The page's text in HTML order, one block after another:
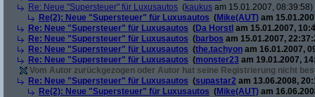
Re: Neue "Supersteuer" für Luxusautos (kaukus am 15.01.2007, 08:39:58)
Re(2): Neue "Supersteuer" für Luxusautos (Mike(AUT) am
Re: Neue "Supersteuer" für Luxusautos (Da Horstl am 15.01.2007,
Re: Neue "Supersteuer" für Luxusautos (barbos am 15.01.2007,
Re: Neue "Supersteuer" für Luxusautos (the.tachyon am 16.01.2007,
Re: Neue "Supersteuer" für Luxusautos (monster23 am 19.01.2007,
Vom Autor zurückgezogen oder Autor hat seine Registrierung nicht
Re: Neue "Supersteuer" für Luxusautos (supastar2 am 13.06.2008,
Re(2): Neue "Supersteuer" für Luxusautos (Mike(AUT) am